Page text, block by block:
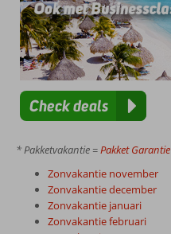
Check deals
* Pakketvakantie =Pakket Garantie
Zonvakantie november
Zonvakantie december
Zonvakantie januari
Zonvakantie februari